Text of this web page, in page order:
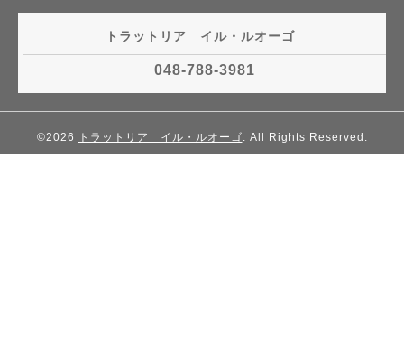
トラットリア イル・ルオーゴ
048-788-3981
©2026 トラットリア イル・ルオーゴ. All Rights Reserved.